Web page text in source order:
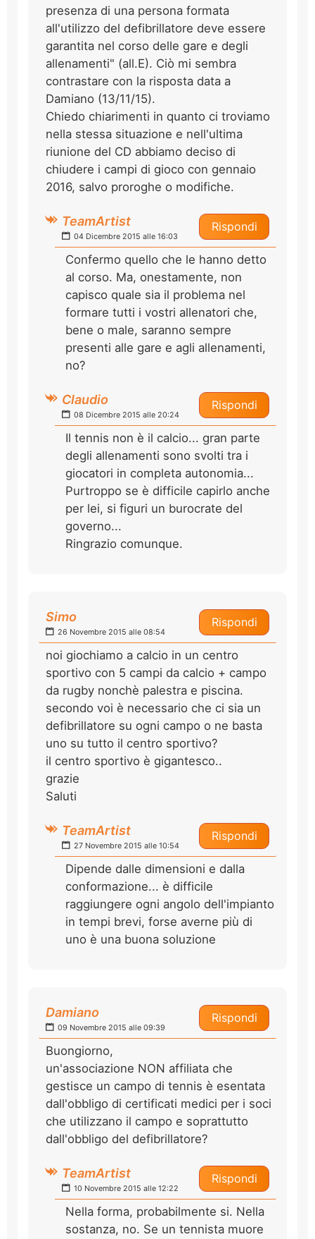
presenza di una persona formata
all'utilizzo del defibrillatore deve essere
garantita nel corso delle gare e degli
allenamenti" (all.E). Ciò mi sembra
contrastare con la risposta data a
Damiano (13/11/15).
Chiedo chiarimenti in quanto ci troviamo
nella stessa situazione e nell'ultima
riunione del CD abbiamo deciso di
chiudere i campi di gioco con gennaio
2016, salvo proroghe o modifiche.
Rispondi
TeamArtist
04 Dicembre 2015 alle 16:03
Confermo quello che le hanno detto
al corso. Ma, onestamente, non
capisco quale sia il problema nel
formare tutti i vostri allenatori che,
bene o male, saranno sempre
presenti alle gare e agli allenamenti,
no?
Rispondi
Claudio
08 Dicembre 2015 alle 20:24
Il tennis non è il calcio... gran parte
degli allenamenti sono svolti tra i
giocatori in completa autonomia...
Purtroppo se è difficile capirlo anche
per lei, si figuri un burocrate del
governo...
Ringrazio comunque.
Rispondi
Simo
26 Novembre 2015 alle 08:54
noi giochiamo a calcio in un centro
sportivo con 5 campi da calcio + campo
da rugby nonchè palestra e piscina.
secondo voi è necessario che ci sia un
defibrillatore su ogni campo o ne basta
uno su tutto il centro sportivo?
il centro sportivo è gigantesco..
grazie
Saluti
Rispondi
TeamArtist
27 Novembre 2015 alle 10:54
Dipende dalle dimensioni e dalla
conformazione... è difficile
raggiungere ogni angolo dell'impianto
in tempi brevi, forse averne più di
uno è una buona soluzione
Rispondi
Damiano
09 Novembre 2015 alle 09:39
Buongiorno,
un'associazione NON affiliata che
gestisce un campo di tennis è esentata
dall'obbligo di certificati medici per i soci
che utilizzano il campo e soprattutto
dall'obbligo del defibrillatore?
Rispondi
TeamArtist
10 Novembre 2015 alle 12:22
Nella forma, probabilmente si. Nella
sostanza, no. Se un tennista muore